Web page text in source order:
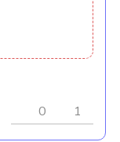
0 1